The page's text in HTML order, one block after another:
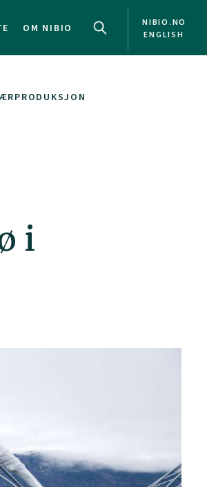
OM NIBIO
NIBIO.NO
ENGLISH
i